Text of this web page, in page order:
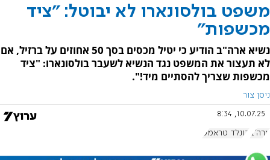
משפט בולסונארו לא יבוטל: "ציד
מכשפות"
נשיא ארה"ב הודיע כי יטיל מכסים בסך 50 אחוזים על ברזיל, אם
לא תעצור את המשפט נגד הנשיא לשעבר בולסונארו: "ציד
מכשפות שצריך להסתיים מיד!".
ניסן צור
10.07.25, 8:34
ארה"ב דונלד טראמפ